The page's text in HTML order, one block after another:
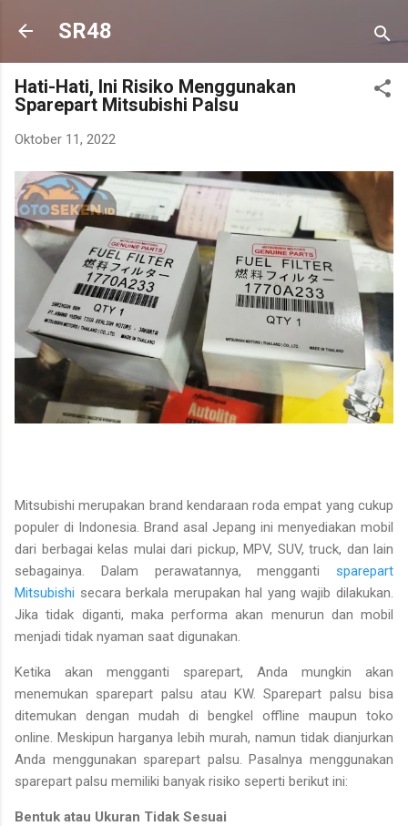
SR48
Hati-Hati, Ini Risiko Menggunakan
Sparepart Mitsubishi Palsu
Oktober 11, 2022
Mitsubishi merupakan brand kendaraan roda empat yang cukup
populer di Indonesia. Brand asal Jepang ini menyediakan mobil
dari berbagai kelas mulai dari pickup, MPV, SUV, truck, dan lain
sebagainya. Dalam perawatannya, mengganti sparepart
Mitsubishi secara berkala merupakan hal yang wajib dilakukan.
Jika tidak diganti, maka performa akan menurun dan mobil
menjadi tidak nyaman saat digunakan.
Ketika akan mengganti sparepart, Anda mungkin akan
menemukan sparepart palsu atau KW. Sparepart palsu bisa
ditemukan dengan mudah di bengkel offline maupun toko
online. Meskipun harganya lebih murah, namun tidak dianjurkan
Anda menggunakan sparepart palsu. Pasalnya menggunakan
sparepart palsu memiliki banyak risiko seperti berikut ini:
Bentuk atau Ukuran Tidak Sesuai